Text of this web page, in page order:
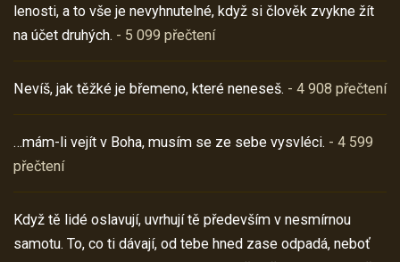
lenosti, a to vše je nevyhnutelné, když si člověk zvykne žít
na účet druhých. - 5 099 přečtení
Nevíš, jak těžké je břemeno, které neneseš. - 4 908 přečtení
…mám-li vejít v Boha, musím se ze sebe vysvléci. - 4 599
přečtení
Když tě lidé oslavují, uvrhují tě především v nesmírnou
samotu. To, co ti dávají, od tebe hned zase odpadá, neboť